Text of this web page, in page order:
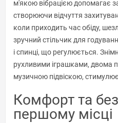
м'якою вібрацією допомагає
створюючи відчуття
коли приходить час обіду,
зручний стільчик для
і спинці, що регулюється.
рухливими іграшками, двома
музичною підвіскою,
Комфорт та
першому місці